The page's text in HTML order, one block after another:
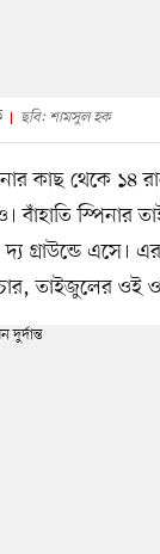
ছবি: শামসুল হক
কাছ থেকে
বাঁহাতি স্পিনার
গ্রাউন্ডে এসে।
তাইজুলের ওই